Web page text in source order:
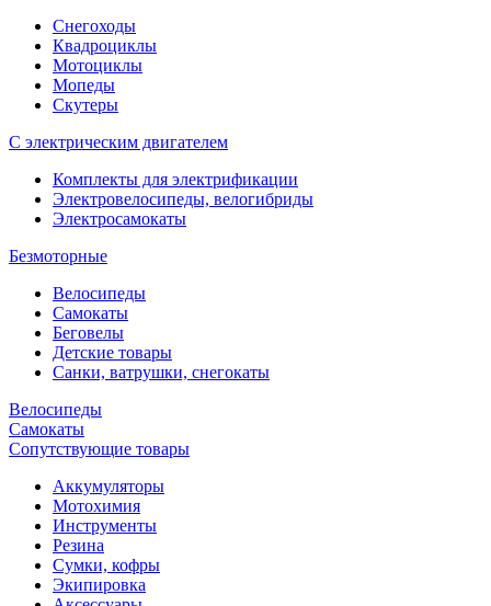
Снегоходы
Квадроциклы
Мотоциклы
Мопеды
Скутеры
С электрическим двигателем
Комплекты для электрификации
Электровелосипеды, велогибриды
Электросамокаты
Безмоторные
Велосипеды
Самокаты
Беговелы
Детские товары
Санки, ватрушки, снегокаты
Велосипеды
Самокаты
Сопутствующие товары
Аккумуляторы
Мотохимия
Инструменты
Резина
Сумки, кофры
Экипировка